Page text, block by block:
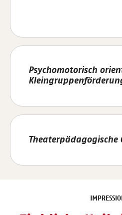
Psychomotorisch
Theaterpädagogische